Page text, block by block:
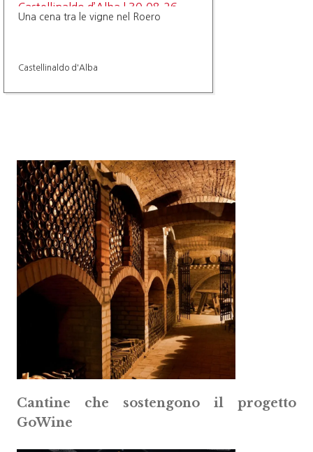
Castellinaldo d’Alba | 30.08.26
Una cena tra le vigne nel Roero
Castellinaldo d'Alba
Cantine che sostengono il progetto
GoWine